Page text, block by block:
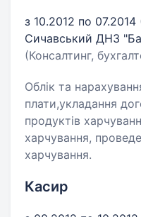
з 10.2012 по 07.2014
Сичавський ДНЗ
(Консалтинг,
Облік та
плати,укладання
продуктів
харчування,
харчування.
Касир